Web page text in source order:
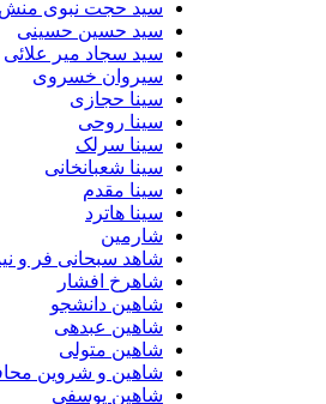
سید حجت نبوی منش ( کاوه )
سید حسین حسینى
سید سجاد میر علائی
سیروان خسروی
سینا حجازی
سینا روحی
سینا سرلک
سینا شعبانخانی
سینا مقدم
سینا هاترد
شارمین
شاهد سبحانی فر و نیما تاری
شاهرخ افشار
شاهین دانشجو
شاهین عبدهی
شاهین متولی
شاهین و شروین محافظت کار
شاهین یوسفی